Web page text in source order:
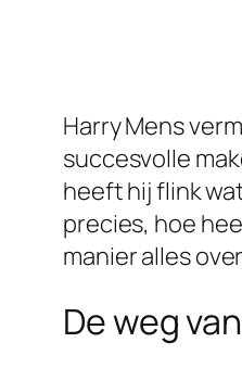
Harry Mens
succesvolle
heeft hij flink
precies, hoe
manier alles
De weg